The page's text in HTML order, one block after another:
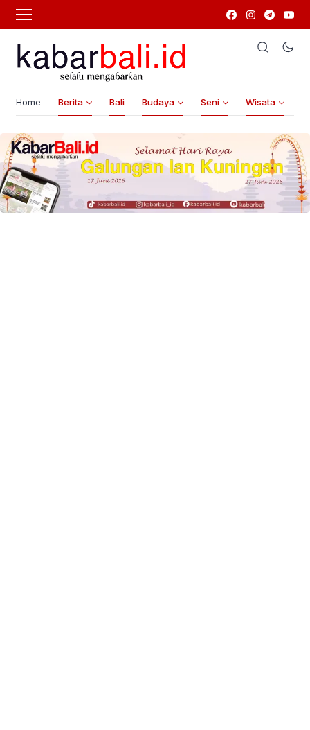
Home Berita Bali Budaya Seni Wisata